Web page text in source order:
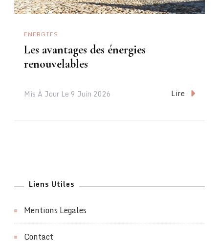
ENERGIES
Les avantages des énergies
renouvelables
Mis À Jour Le 9 Juin 2026 Lire
Liens Utiles
Mentions Legales
Contact